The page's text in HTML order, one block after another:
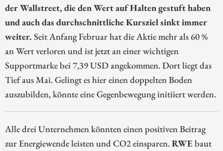
der Wallstreet, die den Wert auf Halten gestuft haben
und auch das durchschnittliche Kursziel sinkt immer
weiter. Seit Anfang Februar hat die Aktie mehr als 60 %
an Wert verloren und ist jetzt an einer wichtigen
Supportmarke bei 7,39 USD angekommen. Dort liegt das
Tief aus Mai. Gelingt es hier einen doppelten Boden
auszubilden, könnte eine Gegenbewegung initiiert werden.
Alle drei Unternehmen könnten einen positiven Beitrag
zur Energiewende leisten und CO2 einsparen.RWEbaut